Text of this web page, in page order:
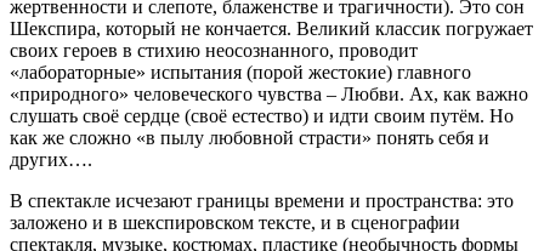
жертвенности и слепоте, блаженстве и трагичности). Это сон
Шекспира, который не кончается. Великий классик погружает
своих героев в стихию неосознанного, проводит
«лабораторные» испытания (порой жестокие) главного
«природного» человеческого чувства – Любви. Ах, как важно
слушать своё сердце (своё естество) и идти своим путём. Но
как же сложно «в пылу любовной страсти» понять себя и
других….
В спектакле исчезают границы времени и пространства: это
заложено и в шекспировском тексте, и в сценографии
спектакля, музыке, костюмах, пластике (необычность формы